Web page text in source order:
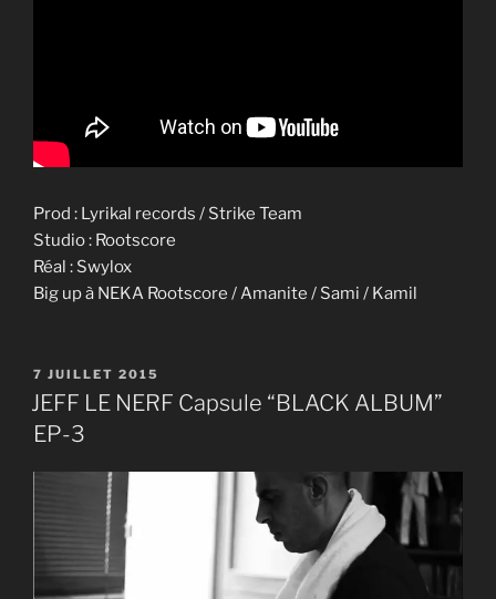
Prod : Lyrikal records / Strike Team
Studio : Rootscore
Réal : Swylox
Big up à NEKA Rootscore / Amanite / Sami / Kamil
PUBLIÉ
LE
7 JUILLET 2015
JEFF LE NERF Capsule “BLACK ALBUM”
EP-3